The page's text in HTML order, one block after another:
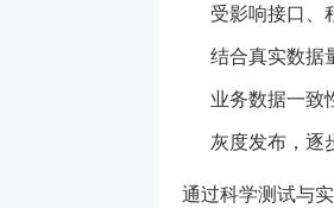
受影响接口、
结合真实数据
业务数据一致
灰度发布，逐
通过科学测试与